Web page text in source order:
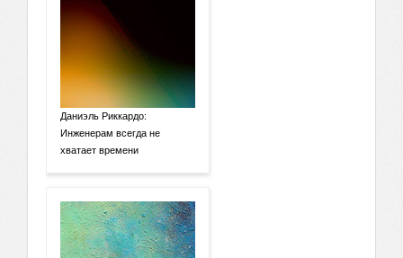
Даниэль Риккардо:
Инженерам всегда не
хватает времени